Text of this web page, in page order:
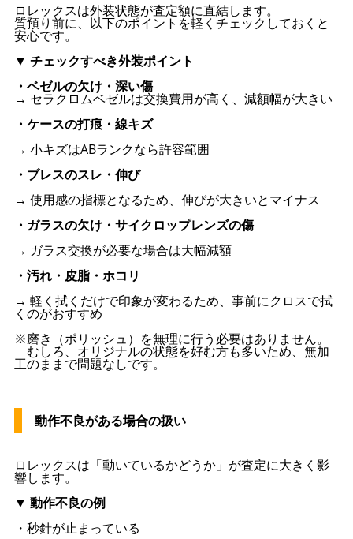
ロレックスは外装状態が査定額に直結します。
質預り前に、以下のポイントを軽くチェックしておくと
安心です。
▼ チェックすべき外装ポイント
・ベゼルの欠け・深い傷
→ セラクロムベゼルは交換費用が高く、減額幅が大きい
・ケースの打痕・線キズ
→ 小キズはABランクなら許容範囲
・ブレスのスレ・伸び
→ 使用感の指標となるため、伸びが大きいとマイナス
・ガラスの欠け・サイクロップレンズの傷
→ ガラス交換が必要な場合は大幅減額
・汚れ・皮脂・ホコリ
→ 軽く拭くだけで印象が変わるため、事前にクロスで拭
くのがおすすめ
※磨き（ポリッシュ）を無理に行う必要はありません。
むしろ、オリジナルの状態を好む方も多いため、無加
工のままで問題なしです。
動作不良がある場合の扱い
ロレックスは「動いているかどうか」が査定に大きく影
響します。
▼ 動作不良の例
・秒針が止まっている